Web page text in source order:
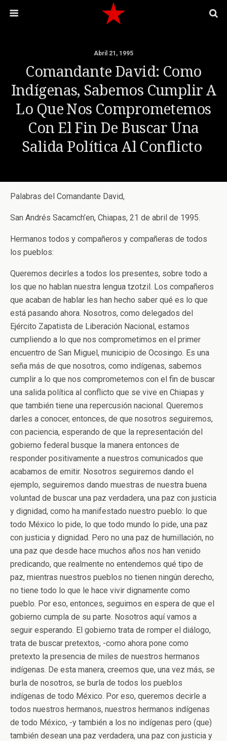
Abril 21, 1995
Comandante David: Como
Indígenas, Sabemos Cumplir A
Lo Que Nos Comprometemos
Con El Fin De Buscar Una
Salida Política Al Conflicto
Palabras del Comandante David,
San Andrés Sacamch’en, Chiapas, 21 de abril de 1995.
Hermanos todos y compañeros y compañeras de todos
los pueblos:
Queremos decirles a todos los presentes, sobre todo a
los que no hablan nuestra lengua tzotzil. Los compañeros
que acaban de hablar les han hecho saber qué es lo que
está pasando ahora. Nosotros, como delegados del
Ejército Zapatista de Liberación Nacional, estamos
cumpliendo a lo que nos comprometimos en el primer
encuentro de San Miguel, municipio de Ocosingo. Es una
seña más de que nosotros, como indígenas, sabemos
cumplir a lo que nos comprometemos con el fin de buscar
una salida política al conflicto que se vive en Chiapas y
que también tiene una repercusión nacional. Queremos
darles a conocer, entonces, de que nosotros seguiremos,
con paciencia, esperando de que la representación del
gobierno federal busque la manera entonces de
responder positivamente a nuestros comunicados que
acabamos de emitir. Nosotros seguiremos dando el
ejemplo, seguiremos dando muestras de nuestra buena
voluntad de buscar una paz verdadera, una paz con justicia
y dignidad, como ha manifestado nuestro pueblo: lo que
todo México lo pide, lo que todo mundo lo pide, una paz
con justicia y dignidad. Pero no una paz de humillación, no
una paz que desde hace muchos años nos han venido
predicando, que realmente no entendemos qué tipo de
paz, mientras nuestros pueblos no tienen ningún derecho,
no tiene todo lo que le hace vivir dignamente como
pueblo. Por eso, entonces, seguimos en espera de que el
gobierno cumpla de su parte. Nosotros aquí vamos a
seguir esperando. El gobierno trata de romper el diálogo,
trata de buscar pretextos, -como ahora pone como
pretexto la presencia de miles de nuestros hermanos
indígenas. De esta manera, creemos que, una vez más, se
burla de nosotros, se burla de todos los pueblos
indígenas de todo México. Por eso, queremos decirle a
todos nuestros hermanos, nuestros hermanos indígenas
de todo México, -y también a los no indígenas pero (que)
también desean una paz verdadera, una paz con justicia y